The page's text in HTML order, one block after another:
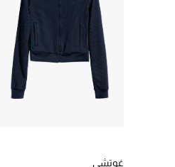
غوتشي